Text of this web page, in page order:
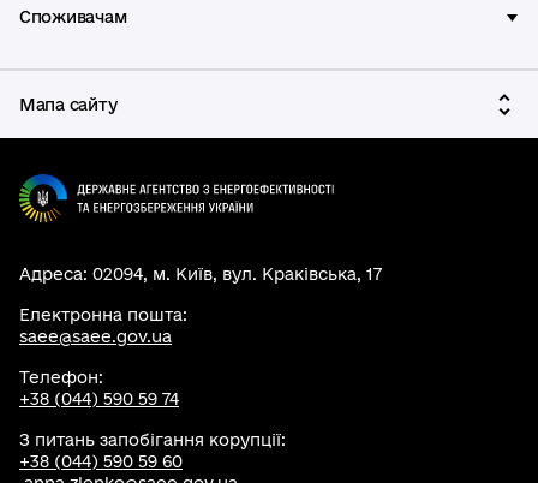
Споживачам
Мапа сайту
Адреса: 02094, м. Київ, вул. Краківська, 17
Електронна пошта:
saee@saee.gov.ua
Телефон:
+38 (044) 590 59 74
З питань запобігання корупції:
+38 (044) 590 59 60